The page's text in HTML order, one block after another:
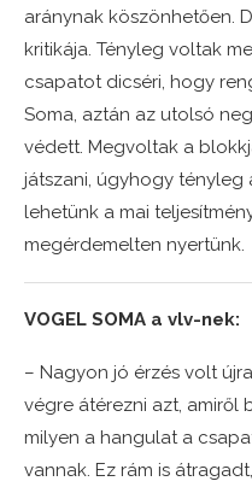
aránynak köszönhetően.
kritikája. Tényleg voltak
csapatot dicséri, hogy
Soma, aztán az utolsó
védett. Megvoltak a
játszani, úgyhogy
lehetünk a mai
megérdemelten nyertünk.
VOGEL SOMA a vlv-nek:
– Nagyon jó érzés volt
végre átérezni azt, amiről
milyen a hangulat a
vannak. Ez rám is